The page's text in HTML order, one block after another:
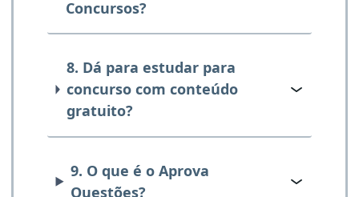
Concursos?
8. Dá para estudar para
concurso com conteúdo
gratuito?
9. O que é o Aprova
Questões?